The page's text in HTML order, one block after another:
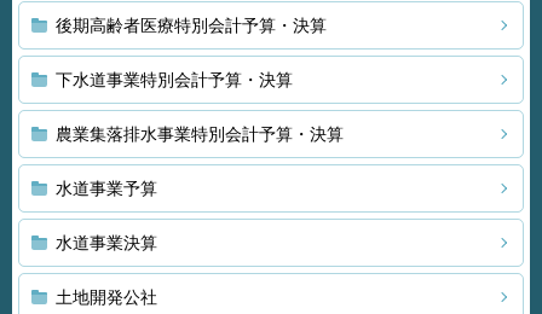
後期高齢者医療特別会計予算・決算
下水道事業特別会計予算・決算
農業集落排水事業特別会計予算・決算
水道事業予算
水道事業決算
土地開発公社